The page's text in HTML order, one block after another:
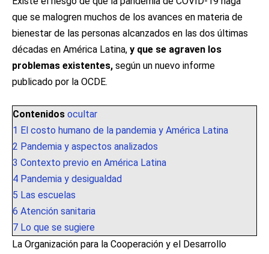
que se malogren muchos de los avances en materia de
bienestar de las personas alcanzados en las dos últimas
décadas en América Latina, y que se agraven los
problemas existentes, según un nuevo informe
publicado por la OCDE.
Contenidos ocultar
1 El costo humano de la pandemia y América Latina
2 Pandemia y aspectos analizados
3 Contexto previo en América Latina
4 Pandemia y desigualdad
5 Las escuelas
6 Atención sanitaria
7 Lo que se sugiere
La Organización para la Cooperación y el Desarrollo